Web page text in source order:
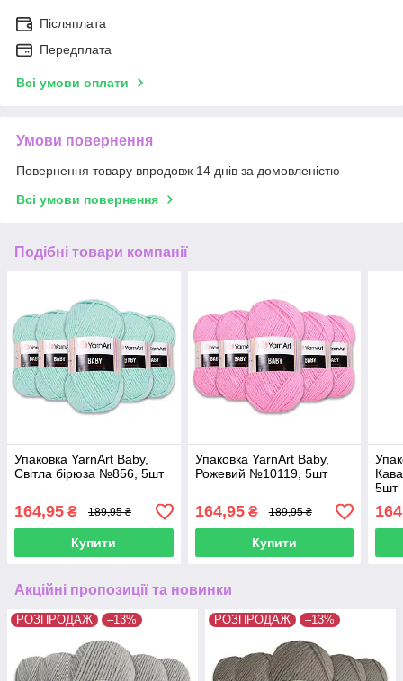
Післяплата
Передплата
Всі умови оплати
Умови повернення
Повернення товару впродовж 14 днів за домовленістю
Всі умови повернення
Подібні товари компанії
Упаковка YarnArt Baby,
Світла бірюза №856, 5шт
164,95 ₴ 189,95 ₴
Купити
Упаковка YarnArt Baby,
Рожевий №10119, 5шт
164,95₴ 189,95 ₴
Купити
5шт
Акційні пропозиції та новинки
РОЗПРОДАЖ –13% РОЗПРОДАЖ –13%